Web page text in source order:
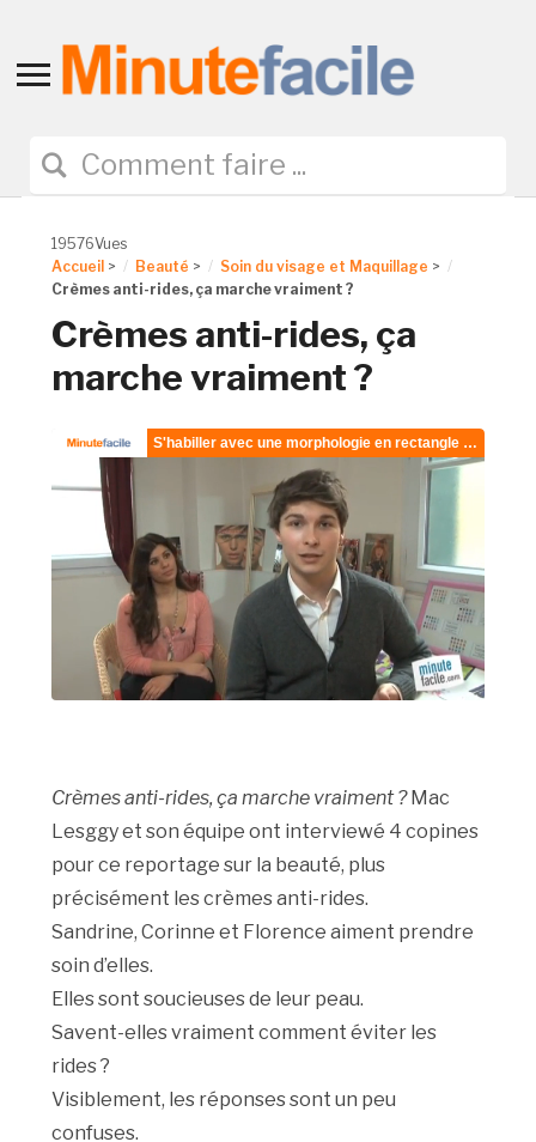
Toggle
navigation
19576Vues
Accueil > Beauté > Soin du visage et Maquillage >
Crèmes anti-rides, ça marche vraiment ?
Crèmes anti-rides, ça
marche vraiment ?
Crèmes anti-rides, ça marche vraiment ?Mac
Lesggy et son équipe ont interviewé 4 copines
pour ce reportage sur la beauté, plus
précisément les crèmes anti-rides.
Sandrine, Corinne et Florence aiment prendre
soin d’elles.
Elles sont soucieuses de leur peau.
Savent-elles vraiment comment éviter les
rides ?
Visiblement, les réponses sont un peu
confuses.